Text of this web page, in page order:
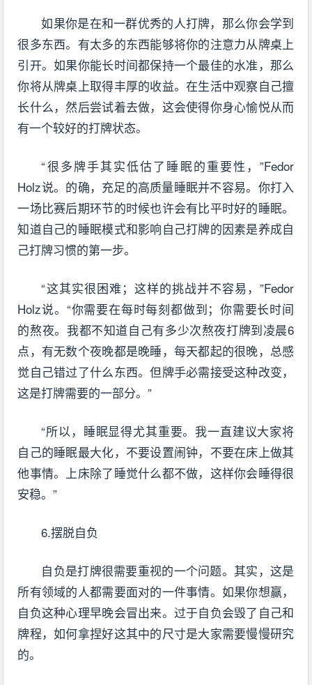
如果你是在和一群优秀的人打牌，那么你会学到
很多东西。有太多的东西能够将你的注意力从牌桌上
引开。如果你能长时间都保持一个最佳的水准，那么
你将从牌桌上取得丰厚的收益。在生活中观察自己擅
长什么，然后尝试着去做，这会使得你身心愉悦从而
有一个较好的打牌状态。
“很多牌手其实低估了睡眠的重要性，”Fedor
Holz说。的确，充足的高质量睡眠并不容易。你打入
一场比赛后期环节的时候也许会有比平时好的睡眠。
知道自己的睡眠模式和影响自己打牌的因素是养成自
己打牌习惯的第一步。
“这其实很困难；这样的挑战并不容易，”Fedor
Holz说。“你需要在每时每刻都做到；你需要长时间
的熬夜。我都不知道自己有多少次熬夜打牌到凌晨6
点，有无数个夜晚都是晚睡，每天都起的很晚，总感
觉自己错过了什么东西。但牌手必需接受这种改变，
这是打牌需要的一部分。”
“所以，睡眠显得尤其重要。我一直建议大家将
自己的睡眠最大化，不要设置闹钟，不要在床上做其
他事情。上床除了睡觉什么都不做，这样你会睡得很
安稳。”
6.摆脱自负
自负是打牌很需要重视的一个问题。其实，这是
所有领域的人都需要面对的一件事情。如果你想赢，
自负这种心理早晚会冒出来。过于自负会毁了自己和
牌程，如何拿捏好这其中的尺寸是大家需要慢慢研究
的。